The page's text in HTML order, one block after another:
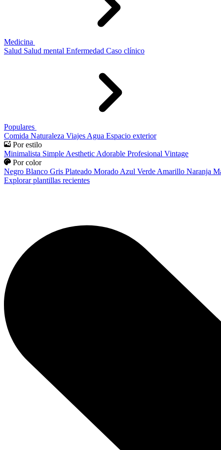
Medicina
Salud Salud mental Enfermedad Caso clínico
Populares
Comida Naturaleza Viajes Agua Espacio exterior
Por estilo
Minimalista Simple Aesthetic Adorable Profesional Vintage
Por color
Negro Blanco Gris Plateado Morado Azul Verde Amarillo Naranja
Explorar plantillas recientes